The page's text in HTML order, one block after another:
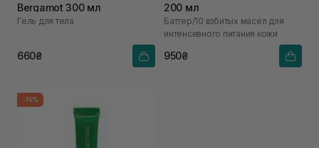
Bergamot 300 мл
Гель для тела
660₴
200 мл
Баттер/10 взбитых масел для
интенсивного питания кожи
950₴
-15%